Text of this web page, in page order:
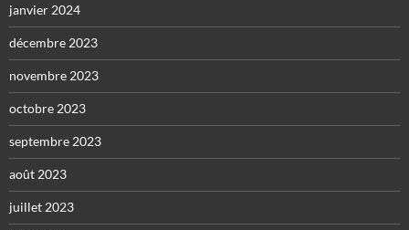
janvier 2024
décembre 2023
novembre 2023
octobre 2023
septembre 2023
août 2023
juillet 2023